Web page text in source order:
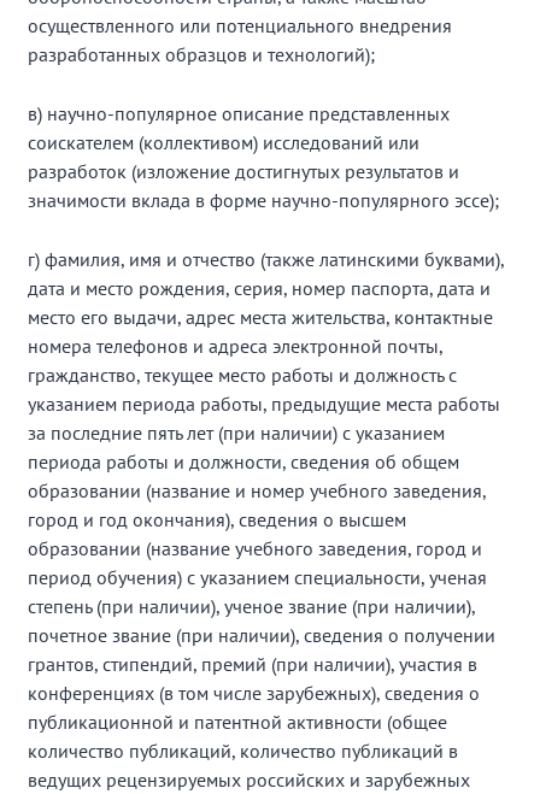
осуществленного или потенциального внедрения
разработанных образцов и технологий);
в) научно-популярное описание представленных
соискателем (коллективом) исследований или
разработок (изложение достигнутых результатов и
значимости вклада в форме научно-популярного эссе);
г) фамилия, имя и отчество (также латинскими буквами),
дата и место рождения, серия, номер паспорта, дата и
место его выдачи, адрес места жительства, контактные
номера телефонов и адреса электронной почты,
гражданство, текущее место работы и должность с
указанием периода работы, предыдущие места работы
за последние пять лет (при наличии) с указанием
периода работы и должности, сведения об общем
образовании (название и номер учебного заведения,
город и год окончания), сведения о высшем
образовании (название учебного заведения, город и
период обучения) с указанием специальности, ученая
степень (при наличии), ученое звание (при наличии),
почетное звание (при наличии), сведения о получении
грантов, стипендий, премий (при наличии), участия в
конференциях (в том числе зарубежных), сведения о
публикационной и патентной активности (общее
количество публикаций, количество публикаций в
ведущих рецензируемых российских и зарубежных